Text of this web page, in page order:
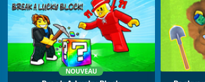
NOUVEAU